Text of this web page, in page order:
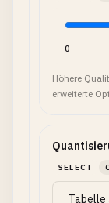
0
Höhere
erweiterte
SELECT